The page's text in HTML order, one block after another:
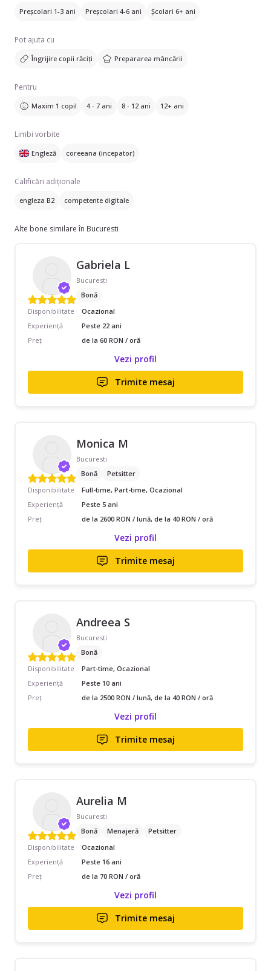
Preșcolari 1-3 ani Preșcolari 4-6 ani Școlari 6+ ani
Pot ajuta cu
Îngrijire copii răciți Prepararea mâncării
Pentru
Maxim 1 copil 4 - 7 ani 8 - 12 ani 12+ ani
Limbi vorbite
Engleză coreeana (incepator)
Calificări adiționale
engleza B2 competente digitale
Alte bone similare în Bucuresti
Gabriela L
Bucuresti
Bonă
Disponibilitate
Ocazional
Experiență
Peste 22 ani
Preț
de la 60 RON / oră
Vezi profil
Trimite mesaj
Monica M
Bucuresti
Bonă
Petsitter
Disponibilitate
Full-time, Part-time, Ocazional
Experiență
Peste 5 ani
Preț
de la 2600 RON / lună, de la 40 RON / oră
Vezi profil
Trimite mesaj
Andreea S
Bucuresti
Bonă
Disponibilitate
Part-time, Ocazional
Experiență
Peste 10 ani
Preț
de la 2500 RON / lună, de la 40 RON / oră
Vezi profil
Trimite mesaj
Aurelia M
Bucuresti
Bonă
Menajeră
Petsitter
Disponibilitate
Ocazional
Experiență
Peste 16 ani
Preț
de la 70 RON / oră
Vezi profil
Trimite mesaj